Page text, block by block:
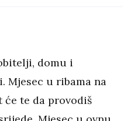
domu i
Mjesec u ribama na
te da provodiš